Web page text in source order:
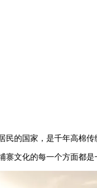
民的国家，是千年高棉
寨文化的每一个方面都